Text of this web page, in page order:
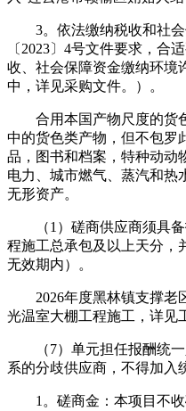
3。依法缴纳税收和社会
〔2023〕4号文件要求，合
收、社会保障资金缴纳环境
中，详见采购文件。）。
合用本国产物尺度的货色
中的货色类产物，但不包罗
品，图书和档案，特种动动
电力、城市燃气、蒸汽和热
无形资产。
（1）磋商供应商须具备
程施工总承包及以上天分，
无效期内）。
2026年度黑林镇支撑老
光温室大棚工程施工，详见
（7）单元担任报酬统一
系的分歧供应商，不得加入
1。磋商金：本项目不收